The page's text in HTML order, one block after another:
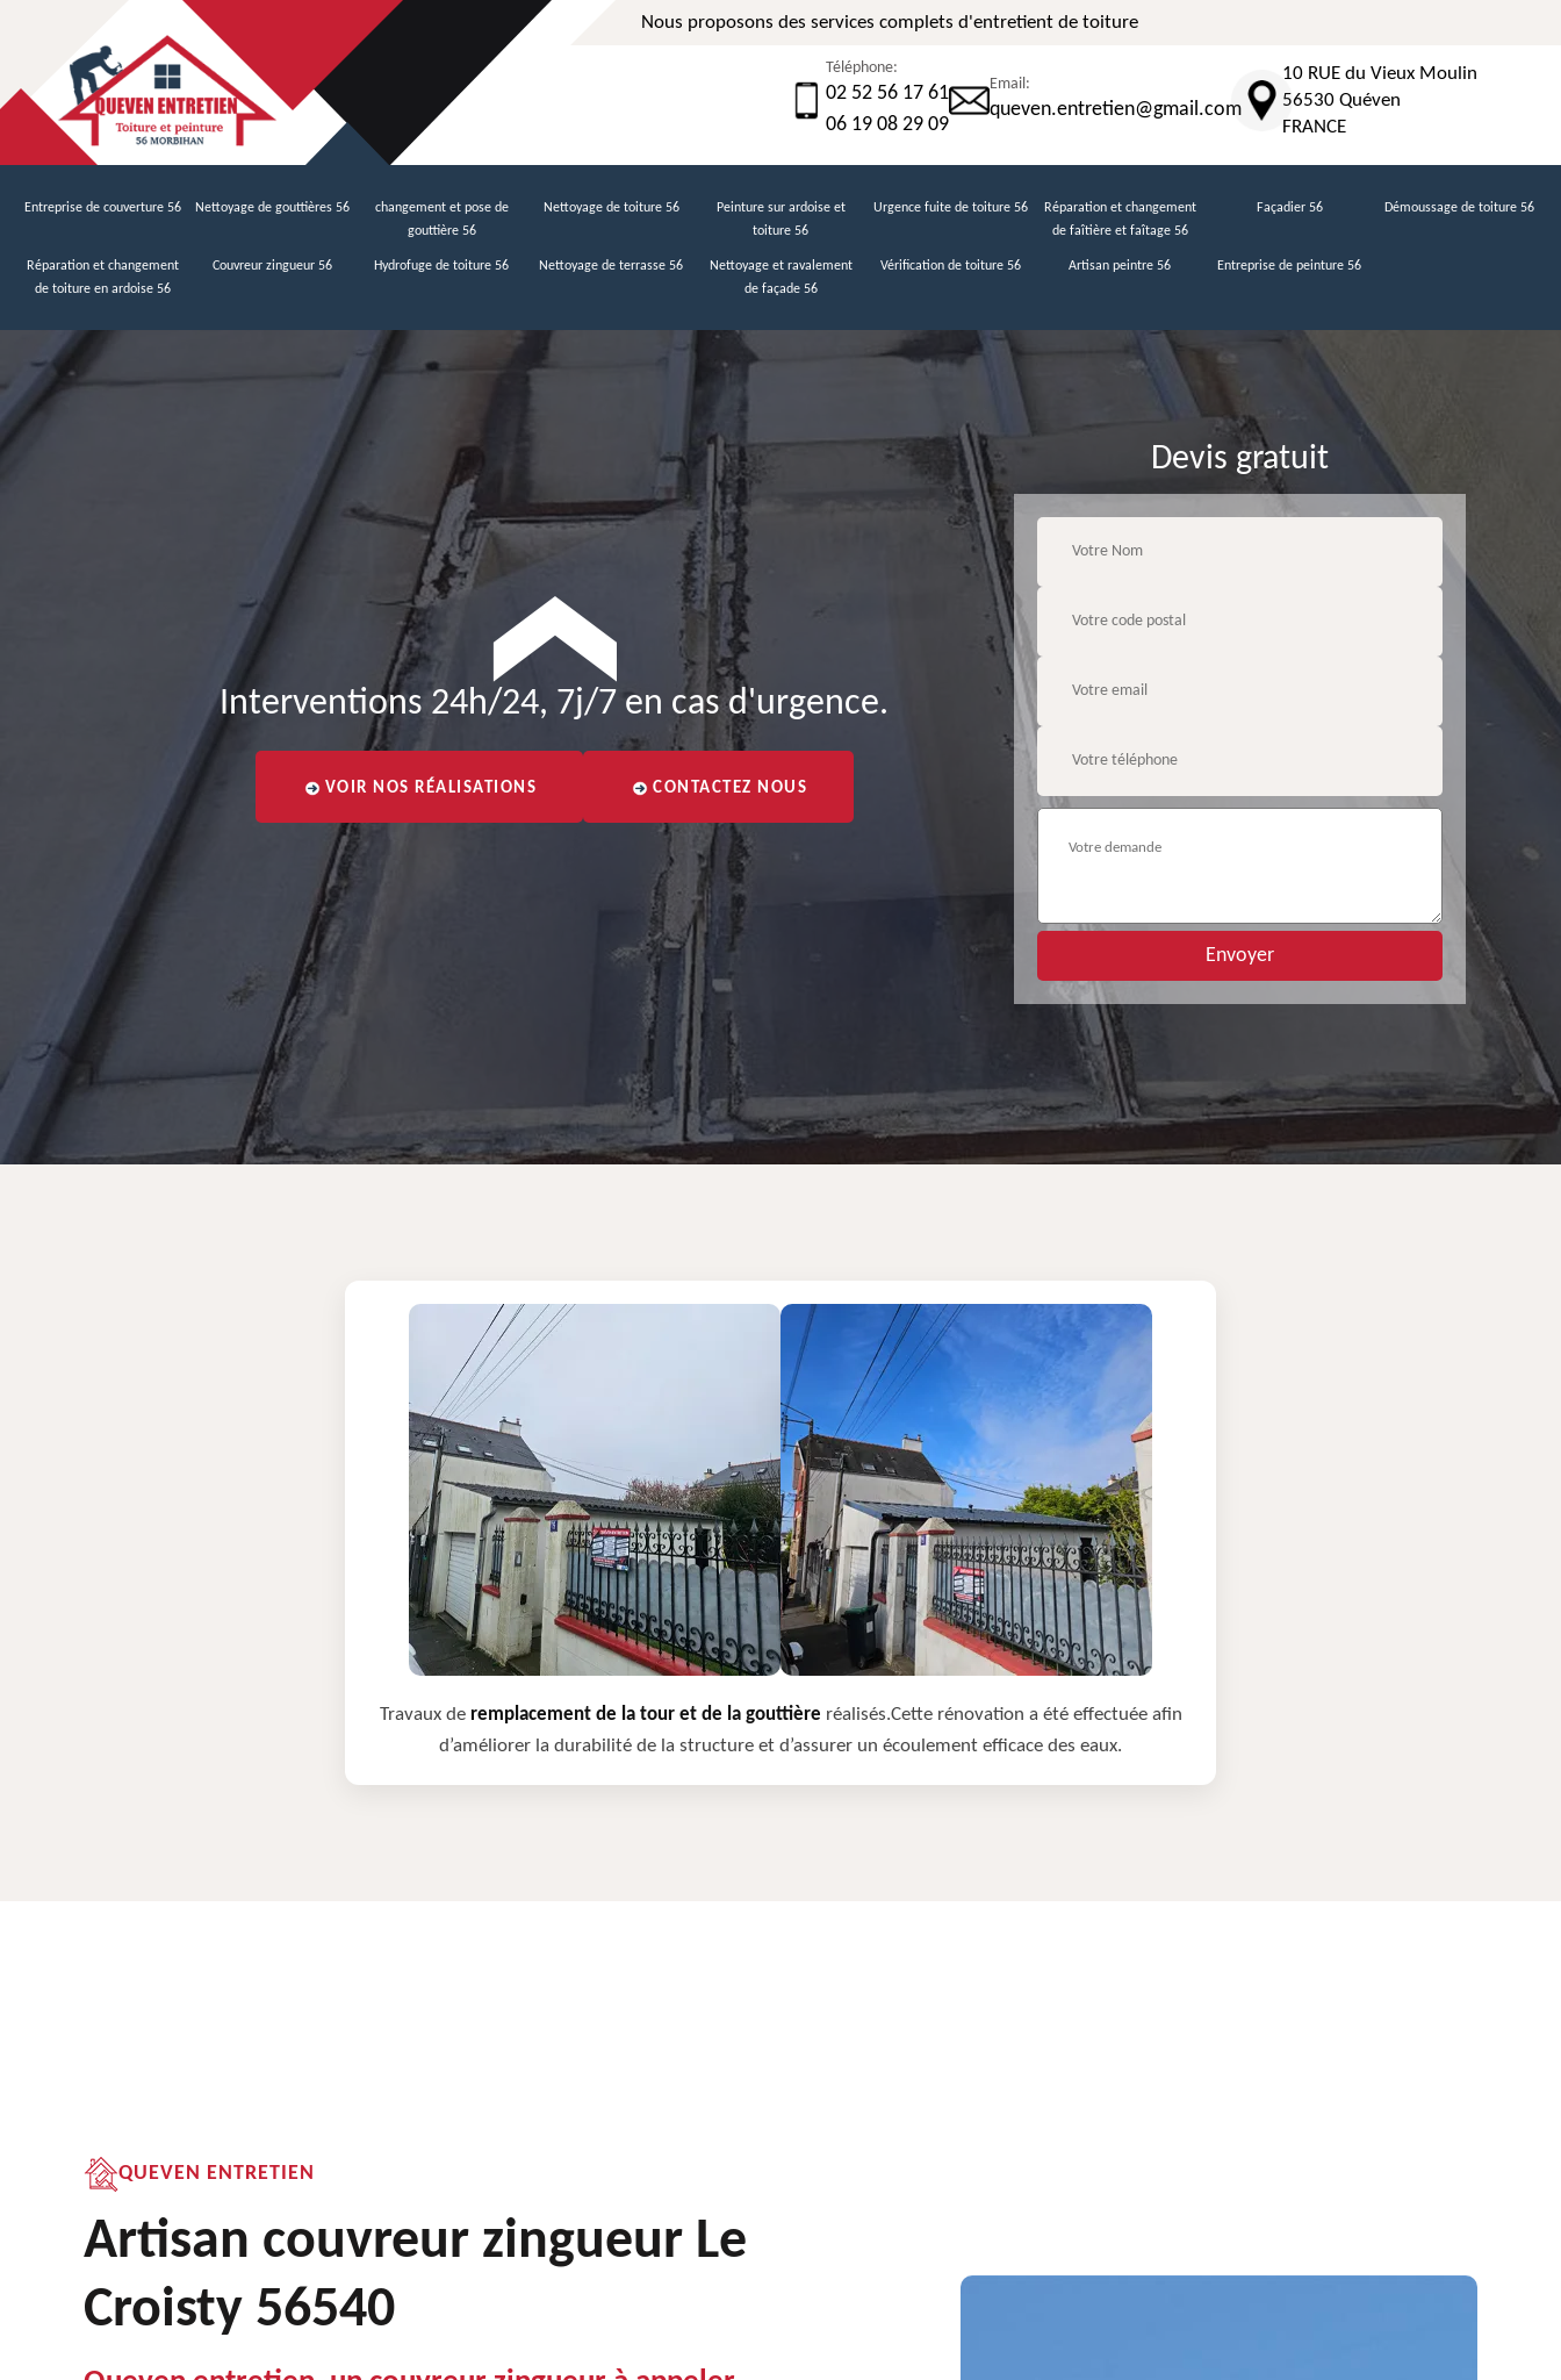
Nous proposons des services complets d'entretient de toiture
Téléphone:
02 52 56 17 61
06 19 08 29 09
Email:
queven.entretien@gmail.com
10 RUE du Vieux Moulin
56530 Quéven
FRANCE
Entreprise de couverture 56 Nettoyage de gouttières 56
changement et pose de
gouttière 56
Nettoyage de toiture 56
Peinture sur ardoise et
toiture 56
Urgence fuite de toiture 56
Réparation et changement
de faîtière et faîtage 56
Façadier 56 Démoussage de toiture 56
Réparation et changement
de toiture en ardoise 56
Couvreur zingueur 56 Hydrofuge de toiture 56 Nettoyage de terrasse 56
Nettoyage et ravalement
de façade 56
Vérification de toiture 56 Artisan peintre 56 Entreprise de peinture 56
Interventions 24h/24, 7j/7 en cas d'urgence.
VOIR NOS RÉALISATIONS CONTACTEZ NOUS
Devis gratuit
Travaux de remplacement de la tour et de la gouttière réalisés.Cette rénovation a été effectuée afin
d’améliorer la durabilité de la structure et d’assurer un écoulement efficace des eaux.
QUEVEN ENTRETIEN
Artisan couvreur zingueur Le
Croisty 56540